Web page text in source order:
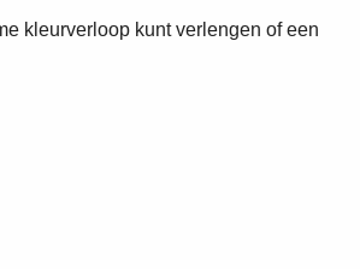
kleurverloop kunt verlengen of een